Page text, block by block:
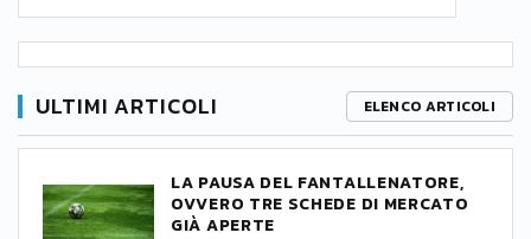
ULTIMI ARTICOLI ELENCO ARTICOLI
LA PAUSA DEL FANTALLENATORE,
OVVERO TRE SCHEDE DI MERCATO
GIÀ APERTE